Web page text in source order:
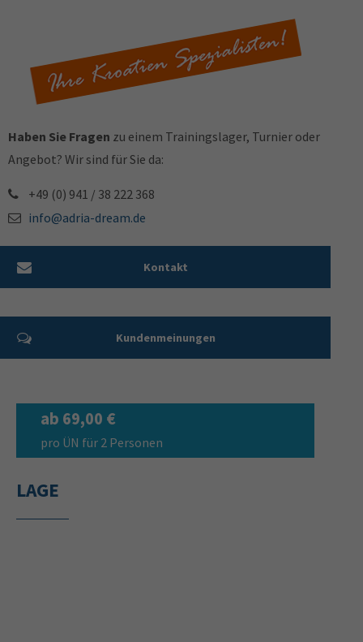
Haben Sie Fragen zu einem Trainingslager, Turnier oder
Angebot? Wir sind für Sie da:
+49 (0) 941 / 38 222 368
info@adria-dream.de
Kontakt
Kundenmeinungen
ab 69,00 €
pro ÜN für 2 Personen
LAGE